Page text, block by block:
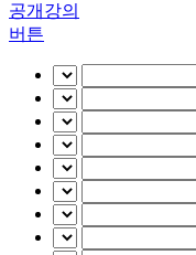
공개강의
버튼